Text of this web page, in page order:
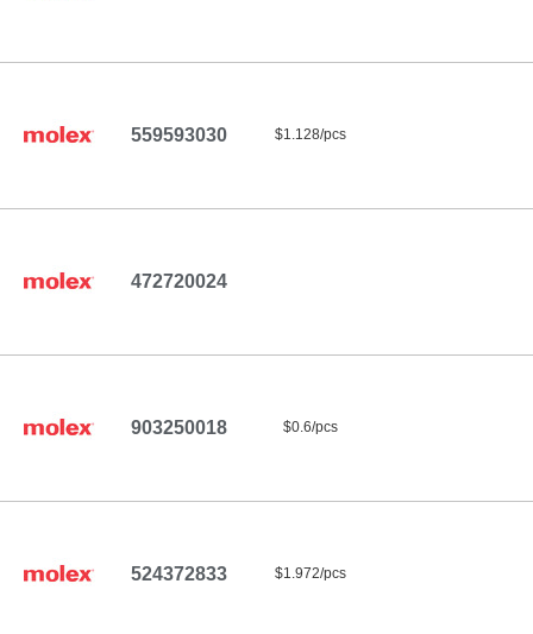
559593030 $1.128/pcs
472720024
903250018 $0.6/pcs
524372833 $1.972/pcs